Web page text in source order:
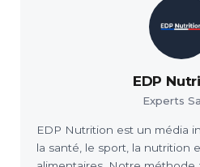
EDP
Experts
EDP Nutrition est un média
la santé, le sport, la nutrition